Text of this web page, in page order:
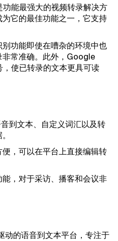
能最强大的视频转录解决方
它的最佳功能之一，它支持
功能即使在嘈杂的环境中也
非常准确。此外，Google
使已转录的文本更具可读
到文本、自定义词汇以及转
，可以在平台上直接编辑转
，对于采访、播客和会议非
的语音到文本平台，专注于